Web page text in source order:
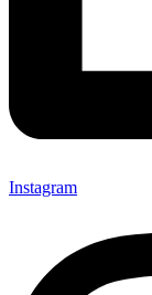
Instagram